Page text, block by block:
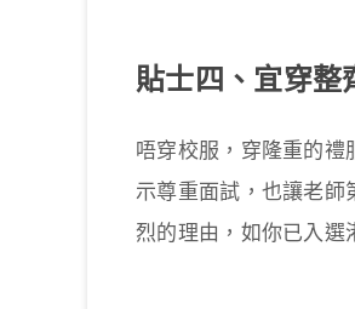
貼士四、宜穿整
唔穿校服，穿隆重的
示尊重面試，也讓老師
烈的理由，如你已入選